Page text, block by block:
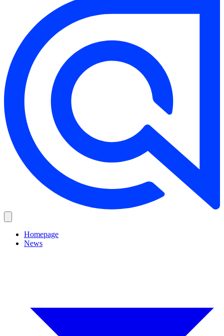
Homepage
News